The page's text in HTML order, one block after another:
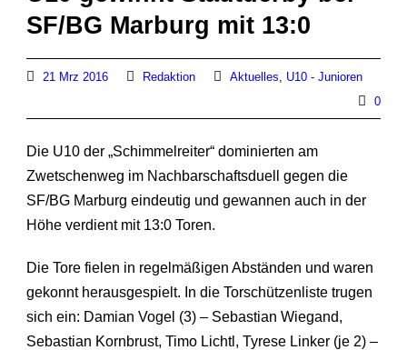
SF/BG Marburg mit 13:0
21 Mrz 2016 Redaktion Aktuelles, U10 - Junioren
0
Die U10 der „Schimmelreiter“ dominierten am
Zwetschenweg im Nachbarschaftsduell gegen die
SF/BG Marburg eindeutig und gewannen auch in der
Höhe verdient mit 13:0 Toren.
Die Tore fielen in regelmäßigen Abständen und waren
gekonnt herausgespielt. In die Torschützenliste trugen
sich ein: Damian Vogel (3) – Sebastian Wiegand,
Sebastian Kornbrust, Timo Lichtl, Tyrese Linker (je 2) –